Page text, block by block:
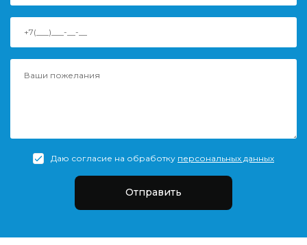
Даю согласие на обработку персональных данных
Отправить